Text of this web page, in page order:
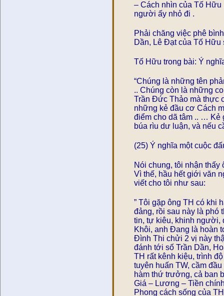
– Cách nhìn của Tố Hữu
người ấy nhỏ đi .
Phải chăng việc phê
Dần, Lê Đạt của Tố Hữu
Tố Hữu trong bài: Ý
“Chúng là những tên
.. Chúng còn là những
Trần Đức Thảo mà thực
những kẻ đầu cơ Cách
điểm cho dã tâm .. … Kẻ
búa rìu dư luận, và nếu
(25) Ý nghĩa một cuộc
Nói chung, tôi nhận
Vì thế, hầu hết giới văn
viết cho tôi như sau:
” Tôi gặp ông TH có khi
đảng, rồi sau này là phó
tin, tự kiêu, khinh người,
Khôi, anh Đang là hoàn
Đình Thi chửi 2 vị này
đánh tới số Trần Dần,
TH rất kênh kiệu, trình
tuyên huấn TW, cầm
hàm thứ trưởng, cả ban
Giá – Lương – Tiền
Phong cách sống của